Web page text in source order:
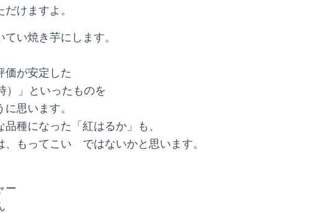
けますよ。
い焼き芋にします。
価が安定した
）」といったものを
思います。
種になった「紅はるか」も、
、もってこい ではないかと思います。
ー